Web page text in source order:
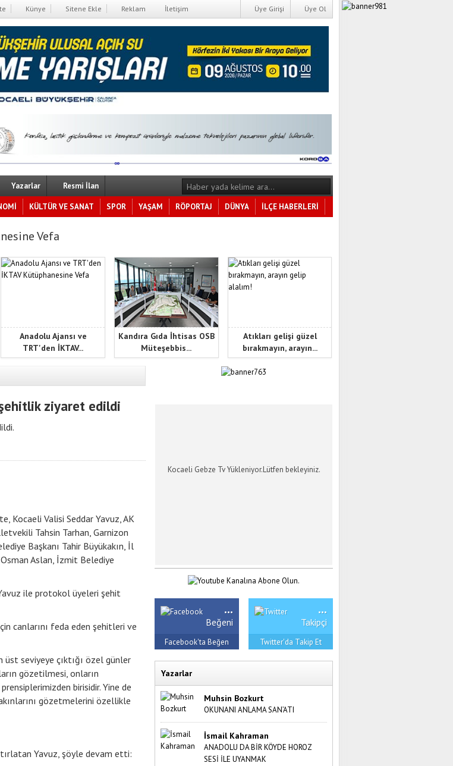
Künye Sitene Ekle Reklam İletişim Üye Ol
Üye Girişi
Yazarlar Resmi İlan
KÜLTÜR VE SANAT SPOR YAŞAM RÖPORTAJ DÜNYA
İLÇE HABERLERİ
Vefa
Anadolu Ajansı ve
TRT'den İKTAV...
Kandıra Gıda İhtisas OSB
Müteşebbis...
Atıkları gelişi güzel
bırakmayın, arayın...
ziyaret edildi
Kocaeli Valisi Seddar Yavuz, AK
Tahsin Tarhan, Garnizon
Başkanı Tahir Büyükakın, İl
Aslan, İzmit Belediye
ile protokol üyeleri şehit
canlarını feda eden şehitleri ve
üst seviyeye çıktığı özel günler
gözetilmesi, onların
birisidir. Yine de
gözetmelerini özellikle
Yavuz, şöyle devam etti:
Kocaeli Gebze Tv Yükleniyor.Lütfen bekleyiniz.
...
Beğeni
Facebook'ta Beğen
...
Takipçi
Twitter'da Takip Et
Yazarlar
Muhsin Bozkurt
OKUNANI ANLAMA SAN’ATI
İsmail Kahraman
ANADOLU DA BİR KÖYDE HOROZ
SESİ İLE UYANMAK